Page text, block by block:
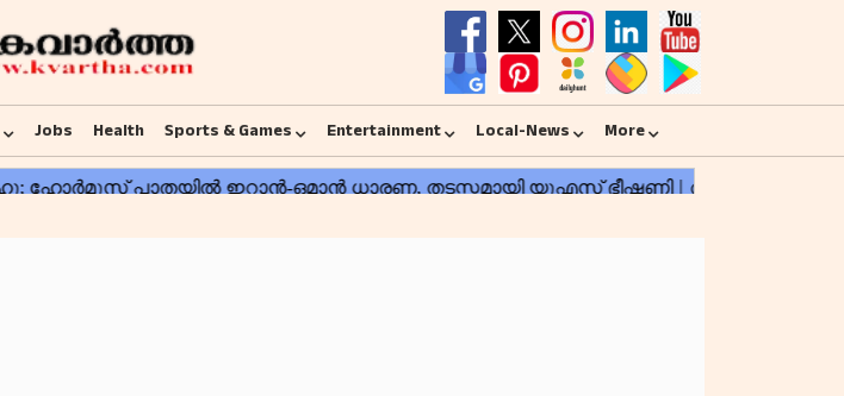
Jobs Health Sports & Games Entertainment Local-News More